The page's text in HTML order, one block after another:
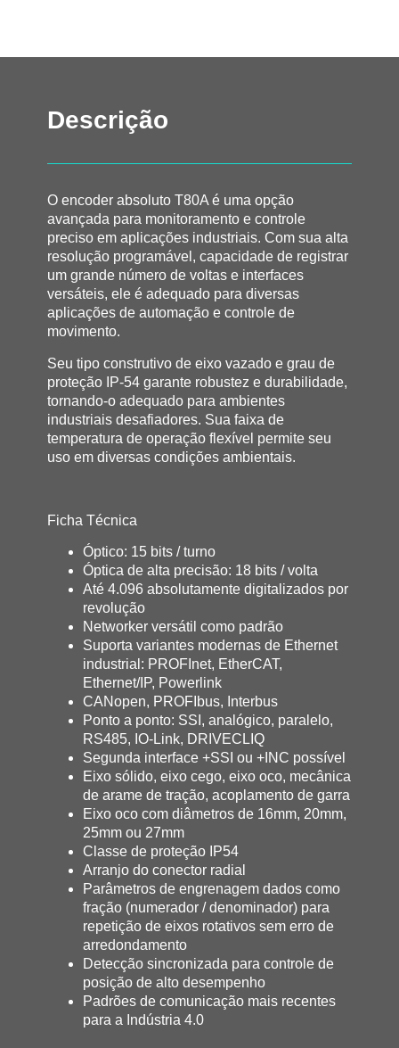
Descrição
O encoder absoluto T80A é uma opção
avançada para monitoramento e controle
preciso em aplicações industriais. Com sua alta
resolução programável, capacidade de registrar
um grande número de voltas e interfaces
versáteis, ele é adequado para diversas
aplicações de automação e controle de
movimento.
Seu tipo construtivo de eixo vazado e grau de
proteção IP-54 garante robustez e durabilidade,
tornando-o adequado para ambientes
industriais desafiadores. Sua faixa de
temperatura de operação flexível permite seu
uso em diversas condições ambientais.
Ficha Técnica
Óptico: 15 bits / turno
Óptica de alta precisão: 18 bits / volta
Até 4.096 absolutamente digitalizados por
revolução
Networker versátil como padrão
Suporta variantes modernas de Ethernet
industrial: PROFInet, EtherCAT,
Ethernet/IP, Powerlink
CANopen, PROFIbus, Interbus
Ponto a ponto: SSI, analógico, paralelo,
RS485, IO-Link, DRIVECLIQ
Segunda interface +SSI ou +INC possível
Eixo sólido, eixo cego, eixo oco, mecânica
de arame de tração, acoplamento de garra
Eixo oco com diâmetros de 16mm, 20mm,
25mm ou 27mm
Classe de proteção IP54
Arranjo do conector radial
Parâmetros de engrenagem dados como
fração (numerador / denominador) para
repetição de eixos rotativos sem erro de
arredondamento
Detecção sincronizada para controle de
posição de alto desempenho
Padrões de comunicação mais recentes
para a Indústria 4.0